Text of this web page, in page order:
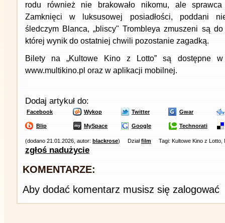
rodu również nie brakowało nikomu, ale
Zamknięci w luksusowej posiadłości, poddani
śledczym Blanca, „bliscy" Trombleya zmuszeni są
której wynik do ostatniej chwili pozostanie zagadką.
Bilety na „Kultowe Kino z Lotto” są dostępne
www.multikino.pl oraz w aplikacji mobilnej.
Dodaj artykuł do:
Facebook Wykop Twitter Gwar
Blip MySpace Google Technorati
(dodano 21.01.2026, autor: blackrose) Działfilm Tagi: Kultowe Kino z Lotto,
zgłoś nadużycie
KOMENTARZE:
Aby dodać komentarz musisz się zalogować